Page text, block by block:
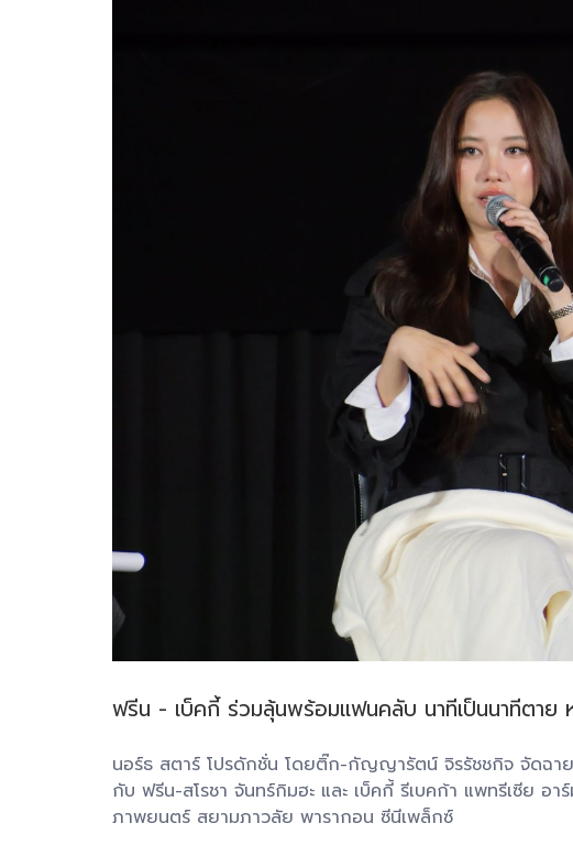
ฟรีน - เบ็คกี้ ร่วมลุ้นพร้อมแฟนคลับ นาทีเป็นนาทีตาย
นอร์ธ สตาร์ โปรดักชั่น โดยติ๊ก-กัญญารัตน์ จิรรัชชกิจ จัดฉา
กับ ฟรีน-สโรชา จันทร์กิมฮะ และ เบ็คกี้ รีเบคก้า แพทรีเซีย อ
ภาพยนตร์ สยามภาวลัย พารากอน ซีนีเพล็กซ์